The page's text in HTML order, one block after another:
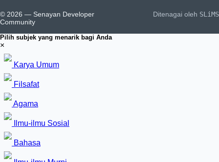
© 2026 — Senayan Developer
Community
Ditenagai oleh SLiMS
Pilih subjek yang menarik bagi Anda
×
Karya Umum
Filsafat
Agama
Ilmu-ilmu Sosial
Bahasa